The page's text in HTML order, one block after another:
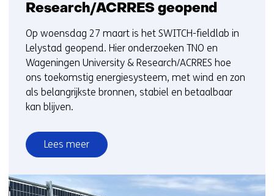
Research/ACRRES geopend
Op woensdag 27 maart is het SWITCH-fieldlab in
Lelystad geopend. Hier onderzoeken TNO en
Wageningen University & Research/ACRRES hoe
ons toekomstig energiesysteem, met wind en zon
als belangrijkste bronnen, stabiel en betaalbaar
kan blijven.
Lees meer
over
SWITCH-
fieldlab